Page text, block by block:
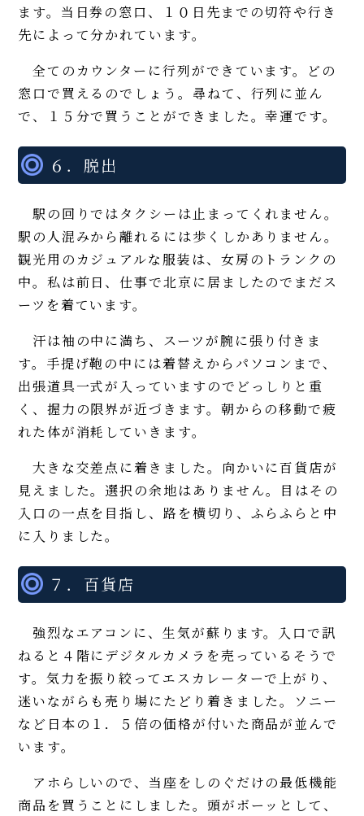
ます。当日券の窓口、１０日先までの切符や行き
先によって分かれています。
全てのカウンターに行列ができています。どの
窓口で買えるのでしょう。尋ねて、行列に並ん
で、１５分で買うことができました。幸運です。
６．脱出
駅の回りではタクシーは止まってくれません。
駅の人混みから離れるには歩くしかありません。
観光用のカジュアルな服装は、女房のトランクの
中。私は前日、仕事で北京に居ましたのでまだス
ーツを着ています。
汗は袖の中に満ち、スーツが腕に張り付きま
す。手提げ鞄の中には着替えからパソコンまで、
出張道具一式が入っていますのでどっしりと重
く、握力の限界が近づきます。朝からの移動で疲
れた体が消耗していきます。
大きな交差点に着きました。向かいに百貨店が
見えました。選択の余地はありません。目はその
入口の一点を目指し、路を横切り、ふらふらと中
に入りました。
７．百貨店
強烈なエアコンに、生気が蘇ります。入口で訊
ねると４階にデジタルカメラを売っているそうで
す。気力を振り絞ってエスカレーターで上がり、
迷いながらも売り場にたどり着きました。ソニー
など日本の１．５倍の価格が付いた商品が並んで
います。
アホらしいので、当座をしのぐだけの最低機能
商品を買うことにしました。頭がボーッとして、